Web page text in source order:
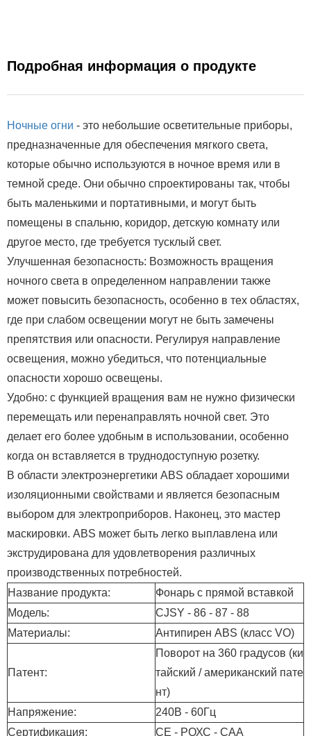
Подробная информация о продукте
Ночные огни - это небольшие осветительные приборы,
предназначенные для обеспечения мягкого света,
которые обычно используются в ночное время или в
темной среде. Они обычно спроектированы так, чтобы
быть маленькими и портативными, и могут быть
помещены в спальню, коридор, детскую комнату или
другое место, где требуется тусклый свет.
Улучшенная безопасность: Возможность вращения
ночного света в определенном направлении также
может повысить безопасность, особенно в тех областях,
где при слабом освещении могут не быть замечены
препятствия или опасности. Регулируя направление
освещения, можно убедиться, что потенциальные
опасности хорошо освещены.
Удобно: с функцией вращения вам не нужно физически
перемещать или перенаправлять ночной свет. Это
делает его более удобным в использовании, особенно
когда он вставляется в труднодоступную розетку.
В области электроэнергетики ABS обладает хорошими
изоляционными свойствами и является безопасным
выбором для электроприборов. Наконец, это мастер
маскировки. ABS может быть легко выплавлена или
экструдирована для удовлетворения различных
производственных потребностей.
Название продукта:
Фонарь с прямой вставкой
Модель:
CJSY - 86 - 87 - 88
Материалы:
Антипирен ABS (класс VO)
Патент:
Поворот на 360 градусов (ки
тайский / американский пате
нт)
Напряжение:
240В - 60Гц
Сертификация:
СЕ - РОХС - САА